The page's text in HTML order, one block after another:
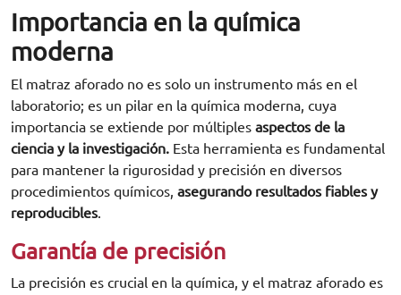
Importancia en la química
moderna
El matraz aforado no es solo un instrumento más en el
laboratorio; es un pilar en la química moderna, cuya
importancia se extiende por múltiples aspectos de la
ciencia y la investigación. Esta herramienta es fundamental
para mantener la rigurosidad y precisión en diversos
procedimientos químicos, asegurando resultados fiables y
reproducibles.
Garantía de precisión
La precisión es crucial en la química, y el matraz aforado es